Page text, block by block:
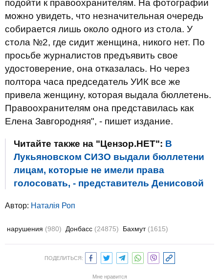
подойти к правоохранителям. На фотографии
можно увидеть, что незначительная очередь
собирается лишь около одного из стола. У
стола №2, где сидит женщина, никого нет. По
просьбе журналистов предъявить свое
удостоверение, она отказалась. Но через
полтора часа председатель УИК все же
привела женщину, которая выдала бюллетень.
Правоохранителям она представилась как
Елена Завгородняя", - пишет издание.
Читайте также на "Цензор.НЕТ": В
Лукьяновском СИЗО выдали бюллетени
лицам, которые не имели права
голосовать, - представитель Денисовой
Автор: Наталія Роп
нарушения (980) Донбасс (24875) Бахмут (1615)
ПОДЕЛИТЬСЯ:
Мне нравится